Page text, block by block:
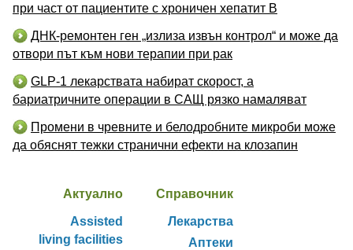
при част от пациентите с хроничен хепатит B
ДНК-ремонтен ген „излиза извън контрол“ и може да
отвори път към нови терапии при рак
GLP-1 лекарствата набират скорост, а
бариатричните операции в САЩ рязко намаляват
Промени в чревните и белодробните микроби може
да обяснят тежки странични ефекти на клозапин
Актуално
Assisted
living facilities
Справочник
Лекарства
Аптеки